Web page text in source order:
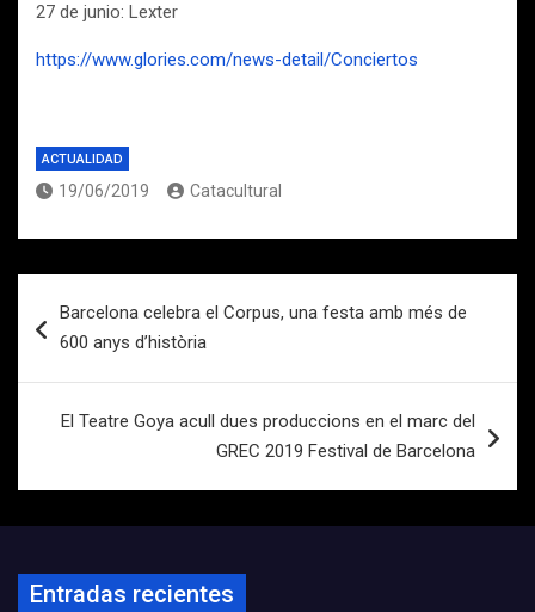
27 de junio: Lexter
https://www.glories.com/news-detail/Conciertos
ACTUALIDAD
19/06/2019 Catacultural
de
Barcelona celebra el Corpus, una festa amb més de
600 anys d’història
El Teatre Goya acull dues produccions en el marc del
GREC 2019 Festival de Barcelona
Entradas recientes